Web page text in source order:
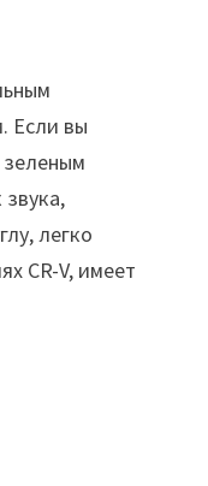
Если вы
легко
CR-V, имеет